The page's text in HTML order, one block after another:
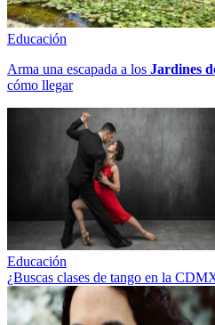
Educación
Arma una escapada a los Jardines
cómo llegar
Educación
¿Buscas clases de tango en la